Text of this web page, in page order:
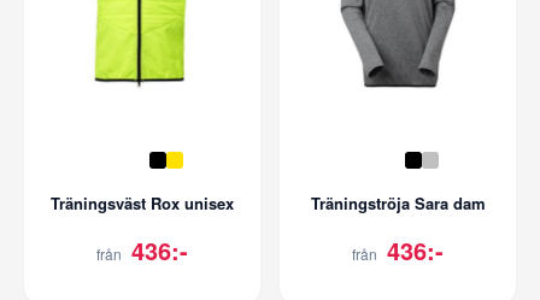
Träningsväst Rox unisex
från 436:-
Träningströja Sara dam
från 436:-